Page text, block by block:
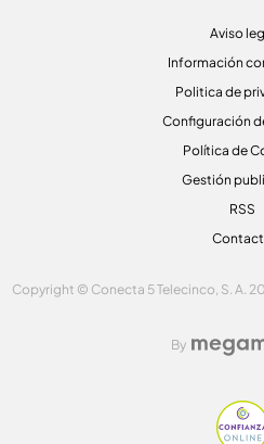
Aviso
Información
Politica de
Configuración
Política de
Gestión
RSS
Copyright © Conecta 5 Telecinco, S. A.
By